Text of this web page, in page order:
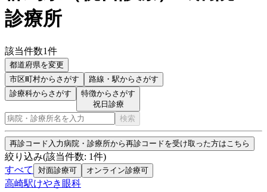
診療所
該当件数1件
都道府県を変更
市区町村からさがす 路線・駅からさがす
診療科からさがす
特徴からさがす
祝日診療
検索
再診コード入力病院・診療所から再診コードを受け取った方はこちら
絞り込み(該当件数: 1件)
すべて
対面診療可 オンライン診療可
高崎駅けやき眼科